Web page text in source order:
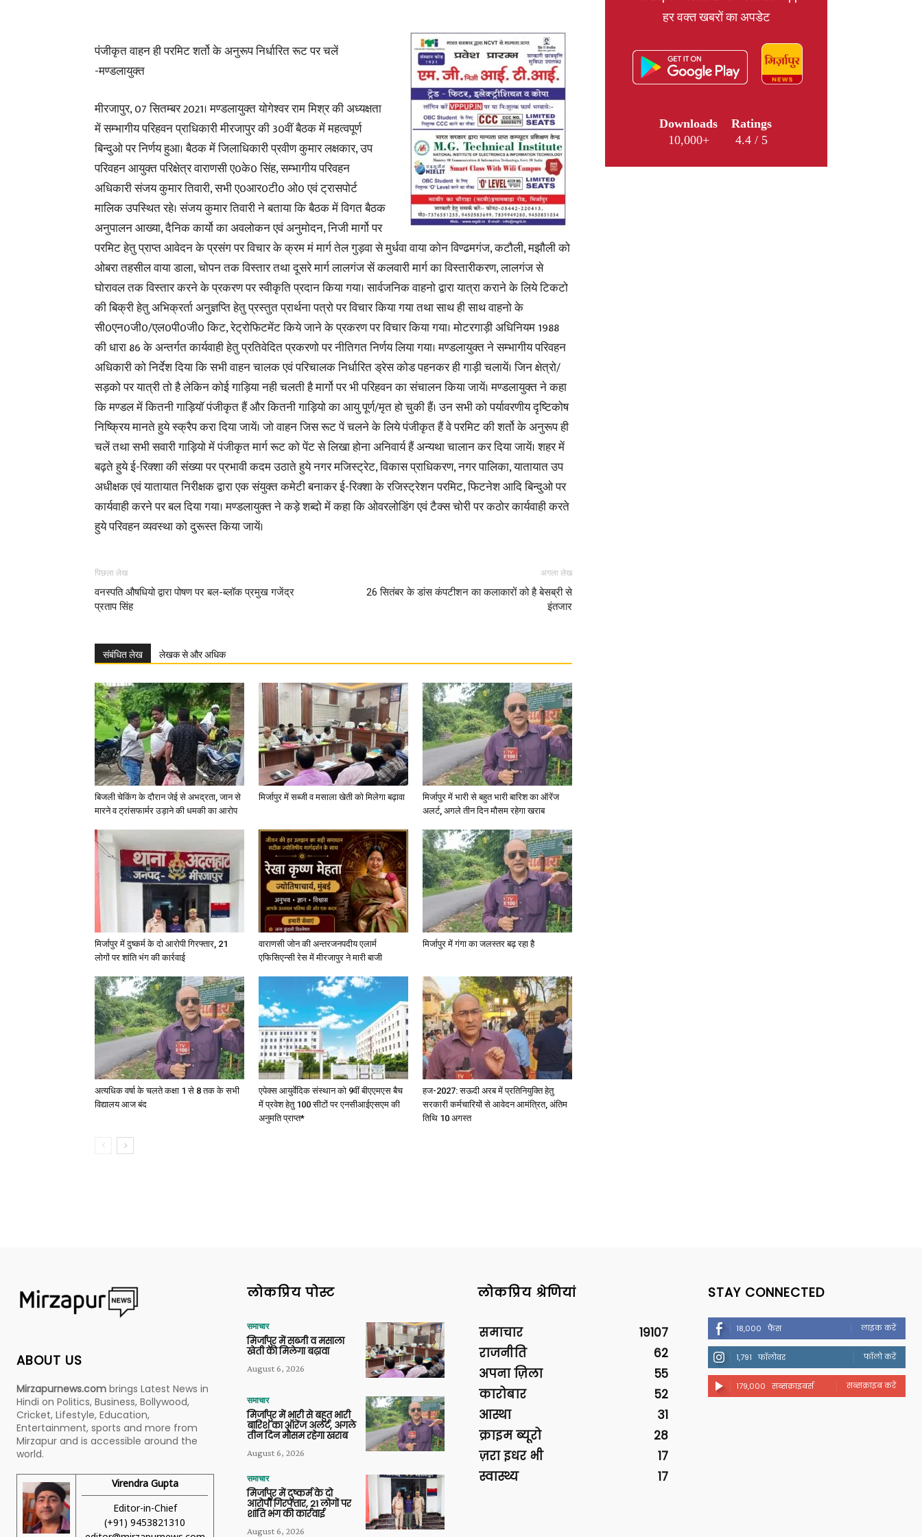
News,
Latest
News
in
Hindi,
News
Paper
पंजीकृत वाहन ही परमिट शर्तो के अनुरूप निर्धारित रूट पर चलें
-मण्डलायुक्त
मीरजापुर, 07 सितम्बर 2021। मण्डलायुक्त योगेश्वर राम मिश्र की अध्यक्षता
में सम्भागीय परिहवन प्राधिकारी मीरजापुर की 30वीं बैठक में महत्वपूर्ण
बिन्दुओ पर निर्णय हुआ। बैठक में जिलाधिकारी प्रवीण कुमार लक्षकार, उप
परिवहन आयुक्त परिक्षेत्र वाराणसी ए0के0 सिंह, सम्भागीय परिवहन
अधिकारी संजय कुमार तिवारी, सभी ए0आर0टी0 ओ0 एवं ट्रासपोर्ट
मालिक उपस्थित रहे। संजय कुमार तिवारी ने बताया कि बैठक में विगत बैठक
अनुपालन आख्या, दैनिक कार्यो का अवलोकन एवं अनुमोदन, निजी मार्गो पर
परमिट हेतु प्राप्त आवेदन के प्रसंग पर विचार के क्रम मं मार्ग तेल गुड़वा से मुर्धवा वाया कोन विण्ढमगंज, कटौली, मझौली को
ओबरा तहसील वाया डाला, चोपन तक विस्तार तथा दूसरे मार्ग लालगंज सें कलवारी मार्ग का विस्तारीकरण, लालगंज से
घोरावल तक विस्तार करने के प्रकरण पर स्वीकृति प्रदान किया गया। सार्वजनिक वाहनो द्वारा यात्रा कराने के लिये टिकटो
की बिक्री हेतु अभिक्रर्ता अनुज्ञप्ति हेतु प्रस्तुत प्रार्थना पत्रो पर विचार किया गया तथा साथ ही साथ वाहनो के
सी0एन0जी0/एल0पी0जी0 किट, रेट्रोफिटमेंट किये जाने के प्रकरण पर विचार किया गया। मोटरगाड़ी अधिनियम 1988
की धारा 86 के अन्तर्गत कार्यवाही हेतु प्रतिवेदित प्रकरणो पर नीतिगत निर्णय लिया गया। मण्डलायुक्त ने सम्भागीय परिवहन
अधिकारी को निर्देश दिया कि सभी वाहन चालक एवं परिचालक निर्धारित ड्रेस कोड पहनकर ही गाड़ी चलायें। जिन क्षेत्रो/
सड़को पर यात्री तो है लेकिन कोई गाड़िया नही चलती है मार्गो पर भी परिहवन का संचालन किया जायें। मण्डलायुक्त ने कहा
कि मण्डल में कितनी गाड़ियाॅ पंजीकृत हैं और कितनी गाड़ियो का आयु पूर्ण/मृत हो चुकी हैं। उन सभी को पर्यावरणीय दृष्टिकोष
निष्क्रिय मानते हुये स्क्रैप करा दिया जायें। जो वाहन जिस रूट पें चलने के लिये पंजीकृत हैं वे परमिट की शर्तो के अनुरूप ही
चलें तथा सभी सवारी गाड़ियो में पंजीकृत मार्ग रूट को पेंट से लिखा होना अनिवार्य हैं अन्यथा चालान कर दिया जायें। शहर में
बढ़ते हुये ई-रिक्शा की संख्या पर प्रभावी कदम उठाते हुये नगर मजिस्ट्रेट, विकास प्राधिकरण, नगर पालिका, यातायात उप
अधीक्षक एवं यातायात निरीक्षक द्वारा एक संयुक्त कमेटी बनाकर ई-रिक्शा के रजिस्ट्रेशन परमिट, फिटनेश आदि बिन्दुओ पर
कार्यवाही करने पर बल दिया गया। मण्डलायुक्त ने कड़े शब्दो में कहा कि ओवरलोडिंग एवं टैक्स चोरी पर कठोर कार्यवाही करते
हुये परिवहन व्यवस्था को दुरूस्त किया जायें।
पिछला लेख
वनस्पति औषधियो द्वारा पोषण पर बल-ब्लॉक प्रमुख गजेंद्र
प्रताप सिंह
अगला लेख
26 सितंबर के डांस कंपटीशन का कलाकारों को है बेसब्री से
इंतजार
संबंधित लेख लेखक से और अधिक
बिजली चेकिंग के दौरान जेई से अभद्रता, जान से
मारने व ट्रांसफार्मर उड़ाने की धमकी का आरोप
मिर्जापुर में सब्जी व मसाला खेती को मिलेगा बढ़ावा
मिर्जापुर में भारी से बहुत भारी बारिश का ऑरेंज
अलर्ट, अगले तीन दिन मौसम रहेगा खराब
मिर्जापुर में दुष्कर्म के दो आरोपी गिरफ्तार, 21
लोगों पर शांति भंग की कार्रवाई
वाराणसी जोन की अन्तरजनपदीय एलार्म
एफिसिएन्सी रेस में मीरजापुर ने मारी बाजी
मिर्जापुर में गंगा का जलस्तर बढ़ रहा है
अत्यधिक वर्षा के चलते कक्षा 1 से 8 तक के सभी
विद्यालय आज बंद
एपेक्स आयुर्वेदिक संस्थान को 9वीं बीएएमएस बैच
में प्रवेश हेतु 100 सीटों पर एनसीआईएसएम की
अनुमति प्राप्त*
हज-2027: सऊदी अरब में प्रतिनियुक्ति हेतु
सरकारी कर्मचारियों से आवेदन आमंत्रित, अंतिम
तिथि 10 अगस्त
हर वक्त खबरों का अपडेट
Downloads
10,000+
Ratings
4.4 / 5
ABOUT US
Mirzapurnews.com brings Latest News in
Hindi on Politics, Business, Bollywood,
Cricket, Lifestyle, Education,
Entertainment, sports and more from
Mirzapur and is accessible around the
world.
Virendra Gupta
Editor-in-Chief
(+91) 9453821310
लोकप्रिय पोस्ट
समाचार
मिर्जापुर में सब्जी व मसाला
खेती को मिलेगा बढ़ावा
August 6, 2026
समाचार
मिर्जापुर में भारी से बहुत भारी
बारिश का ऑरेंज अलर्ट, अगले
तीन दिन मौसम रहेगा खराब
August 6, 2026
समाचार
मिर्जापुर में दुष्कर्म के दो
आरोपी गिरफ्तार, 21 लोगों पर
शांति भंग की कार्रवाई
August 6, 2026
लोकप्रिय श्रेणियां
समाचार
19107
राजनीति
62
अपना ज़िला
55
कारोबार
52
आस्था
31
क्राइम ब्यूरो
28
ज़रा इधर भी
17
स्वास्थ्य
17
STAY CONNECTED
18,000 फैंस लाइक करें
1,791 फॉलोवर फॉलो करें
179,000 सब्सक्राइबर्स सब्सक्राइब करें